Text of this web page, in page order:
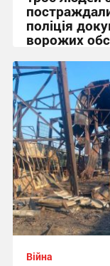
поліція
ворожих
08:48 сьогодні
Війна